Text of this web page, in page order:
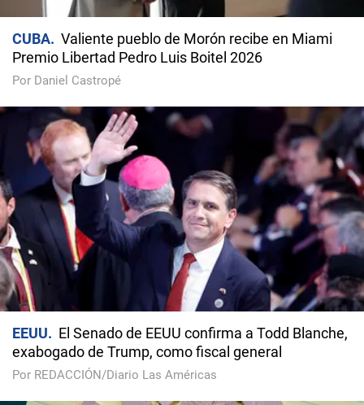
CUBA
Valiente pueblo de Morón recibe en Miami
Premio Libertad Pedro Luis Boitel 2026
Por Daniel Castropé
EEUU
El Senado de EEUU confirma a Todd Blanche,
exabogado de Trump, como fiscal general
Por REDACCIÓN/Diario Las Américas